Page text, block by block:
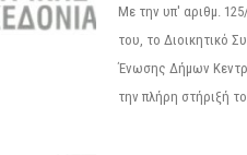
Με την υπ' αριθμ.
του, το Διοικητικό
Ένωσης Δήμων
την πλήρη στήριξή